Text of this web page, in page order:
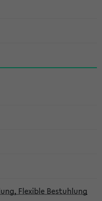
Flexible Bestuhlung